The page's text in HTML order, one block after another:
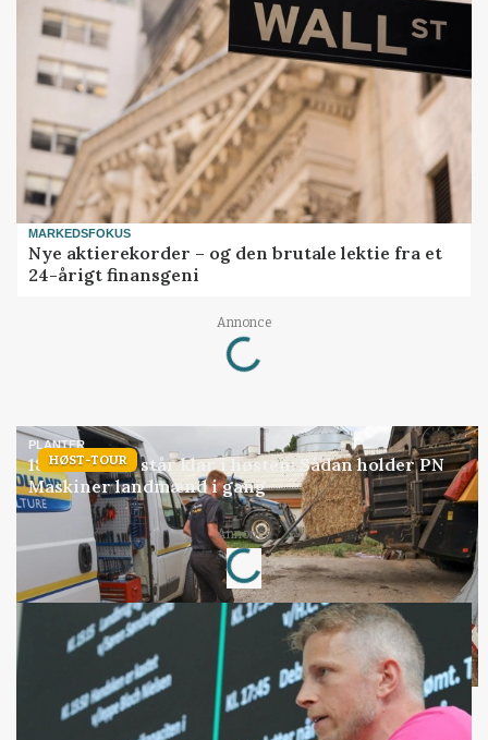
MARKEDSFOKUS
Nye aktierekorder – og den brutale lektie fra et
24-årigt finansgeni
Annonce
Loading...
HØST-TOUR
PLANTER
18 montører står klar i høsten: Sådan holder PN
Maskiner landmænd i gang
Annonce
Loading...